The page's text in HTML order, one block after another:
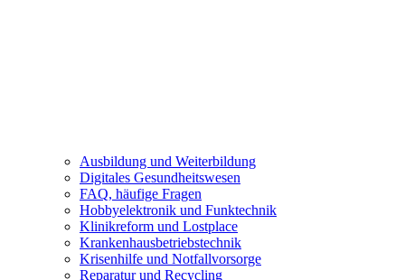
Ausbildung und Weiterbildung
Digitales Gesundheitswesen
FAQ, häufige Fragen
Hobbyelektronik und Funktechnik
Klinikreform und Lostplace
Krankenhausbetriebstechnik
Krisenhilfe und Notfallvorsorge
Reparatur und Recycling